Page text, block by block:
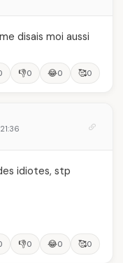
disais moi aussi
👎0 😂0 🥰0
idiotes, stp
👎0 😂0 🥰0